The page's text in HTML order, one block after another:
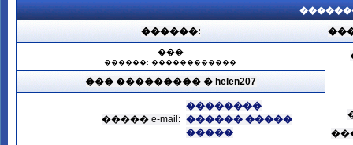
������:
���
������: ������������
��� ��������� � helen207
����� e-mail:
��������
������ �����
�����